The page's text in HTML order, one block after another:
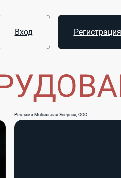
Вход Регистрация
Реклама Мобильная Энергия, ООО